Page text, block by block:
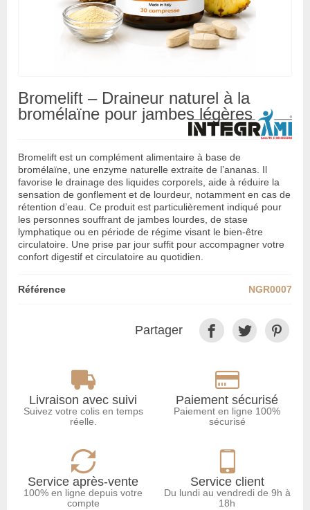
Bromelift – Draineur naturel à la
bromélaïne pour jambes légères
Bromelift est un complément alimentaire à base de
bromélaïne, une enzyme naturelle extraite de l’ananas. Il
favorise le drainage des liquides corporels, aide à réduire la
sensation de gonflement et de lourdeur, notamment en cas de
rétention d’eau. Ce produit est particulièrement indiqué pour
les personnes souffrant de jambes lourdes, de stase
lymphatique ou en période de régime visant le bien-être
circulatoire. Une prise par jour suffit pour accompagner votre
confort digestif et circulatoire au quotidien.
Référence NGR0007
Partager
Livraison avec suivi
Suivez votre colis en temps
réelle.
Paiement sécurisé
Paiement en ligne 100%
sécurisé
Service après-vente
100% en ligne depuis votre
compte
Service client
Du lundi au vendredi de 9h à
18h